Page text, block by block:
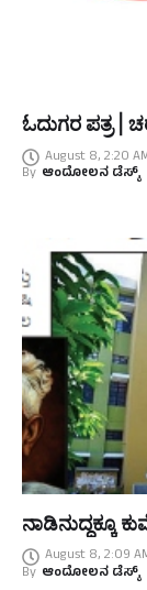
ಓದುಗರ ಪತ್ರ |
August 8, 2:20
By ಆಂದೋಲನ ಡೆಸ್ಕ್
ನಾಡಿನುದ್ದಕ್ಕೂ
August 8, 2:09
By ಆಂದೋಲನ ಡೆಸ್ಕ್